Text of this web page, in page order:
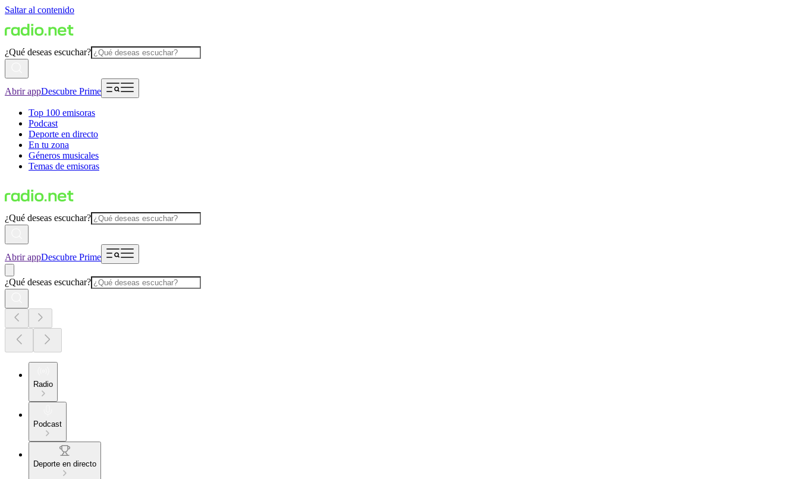
Saltar al contenido
¿Qué deseas escuchar?
Abrir appDescubre Prime
Top 100 emisoras
Podcast
Deporte en directo
En tu zona
Géneros musicales
Temas de emisoras
¿Qué deseas escuchar?
Abrir appDescubre Prime
¿Qué deseas escuchar?
Radio
Podcast
Deporte en directo